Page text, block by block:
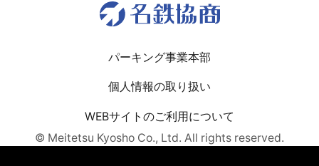
パーキング事業本部
個人情報の取り扱い
WEBサイトのご利用について
© Meitetsu Kyosho Co., Ltd. All rights reserved.